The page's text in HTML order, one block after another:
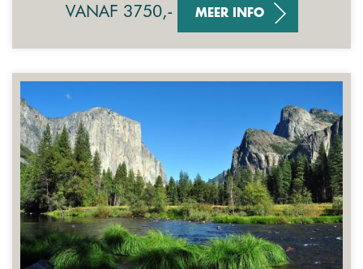
VANAF 3750,- MEER INFO